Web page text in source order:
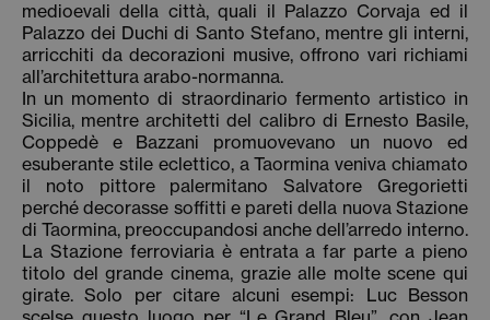
medioevali della città, quali il Palazzo Corvaja ed il
Palazzo dei Duchi di Santo Stefano, mentre gli interni,
arricchiti da decorazioni musive, offrono vari richiami
all’architettura arabo-normanna.
In un momento di straordinario fermento artistico in
Sicilia, mentre architetti del calibro di Ernesto Basile,
Coppedè e Bazzani promuovevano un nuovo ed
esuberante stile eclettico, a Taormina veniva chiamato
il noto pittore palermitano Salvatore Gregorietti
perché decorasse soffitti e pareti della nuova Stazione
di Taormina, preoccupandosi anche dell’arredo interno.
La Stazione ferroviaria è entrata a far parte a pieno
titolo del grande cinema, grazie alle molte scene qui
girate. Solo per citare alcuni esempi: Luc Besson